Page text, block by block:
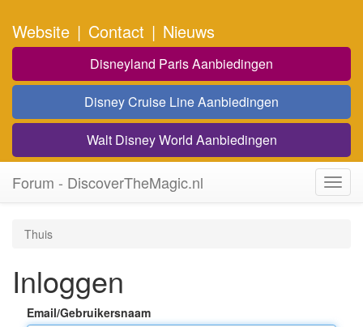
Website | Contact | Nieuws
Disneyland Paris Aanbiedingen
Disney Cruise Line Aanbiedingen
Walt Disney World Aanbiedingen
Forum - DiscoverTheMagic.nl
Thuis
Inloggen
Email/Gebruikersnaam